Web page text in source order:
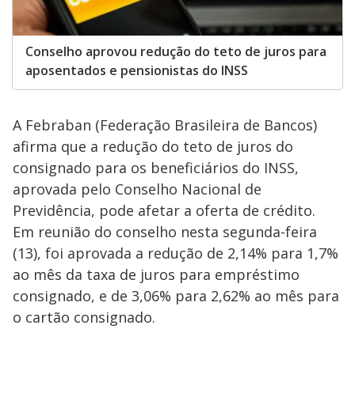
Conselho aprovou redução do teto de juros para
aposentados e pensionistas do INSS
A Febraban (Federação Brasileira de Bancos)
afirma que a redução do teto de juros do
consignado para os beneficiários do INSS,
aprovada pelo Conselho Nacional de
Previdência, pode afetar a oferta de crédito.
Em reunião do conselho nesta segunda-feira
(13), foi aprovada a redução de 2,14% para 1,7%
ao mês da taxa de juros para empréstimo
consignado, e de 3,06% para 2,62% ao mês para
o cartão consignado.